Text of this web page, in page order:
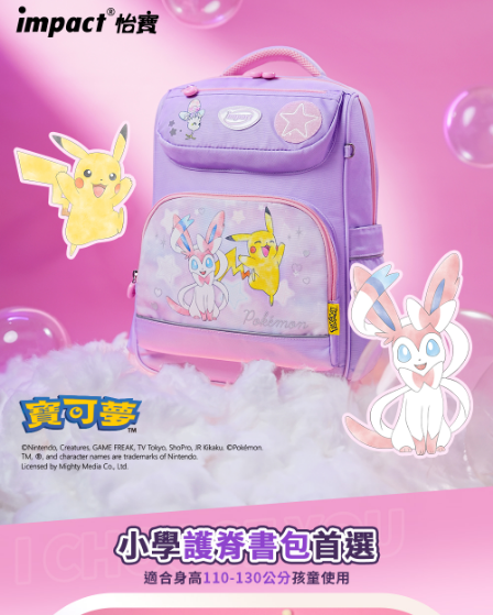
由本公司與您本人進行分期帳單所需資料之確認、核對及更正。
3.完整用戶服務條款，請詳閱以下連結：
是否繳費成功／繳費後需取消欲退款等相關疑問，請聯繫「AFTEE先享後付
客戶支援中心」https://netprotections.freshdesk.com/support/home
１．透過由恩沛科技股份有限公司提供之「AFTEE先享後付」服務完成之交
易，需依本服務之必要範圍內提供個人資料，並將交易相關給付款項請求債
權轉讓予恩沛科技股份有限公司。
２．關於個人資料處理事宜，請瀏覽以下網址：
https://aftee.tw/terms/#terms3
３．未成年的使用者請事先徵得法定代理人或監護人之同意方可使用
「AFTEE先享後付」，若未經同意申辦者引起之損失，本公司不負相關責
４．使用「AFTEE先享後付」時，將依據個別帳號之用戶狀況，依本公司即
時審查核予不同之上限額度；若仍有額度不足之情形，本公司將視審查結果
請求用戶進行身份認證。
５．嚴禁一人註冊多個帳號或使用他人資訊註冊。若發現惡意使用之情形，
恩沛科技股份有限公司將有權停止該用戶之使用額度並採取法律行動。
每筆NT$80，滿NT$1,000(含以上)免運費
7-11取貨付款
每筆NT$80，滿NT$1,000(含以上)免運費
付款後7-11取貨
每筆NT$80，滿NT$1,000(含以上)免運費